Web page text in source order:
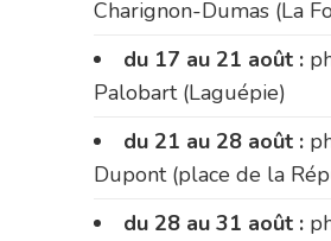
Charignon-Dumas (La
du 17 au 21 août :
Palobart (Laguépie)
du 21 au 28 août :
Dupont (place de la
du 28 au 31 août :